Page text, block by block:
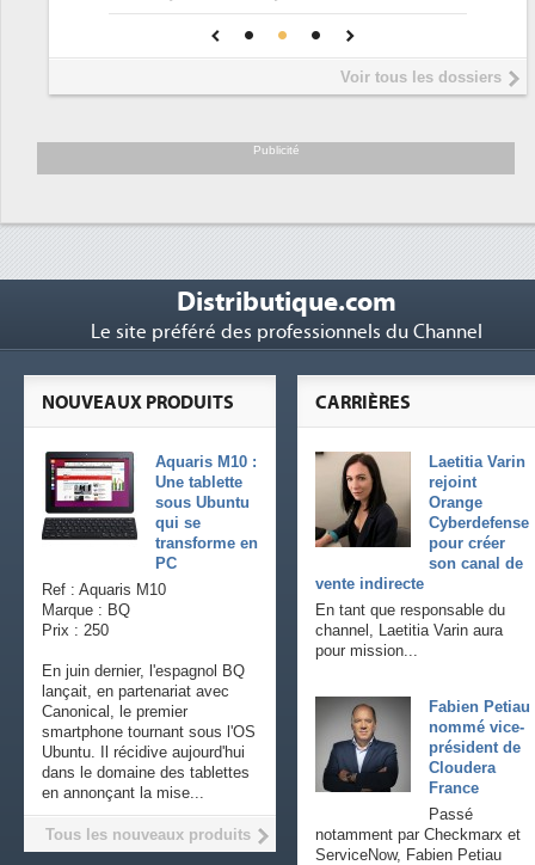
Phocea DC dans les cordes pour la
DEE
Interview de Fabrice Coquio,
président de Digital Realty...
soutient les...
Voir tous les dossiers
Publicité
Distributique.com
Le site préféré des professionnels du Channel
CARRIÈRES
Laetitia Varin
rejoint
Orange
Cyberdefense
pour créer
son canal de
vente indirecte
En tant que responsable du
channel, Laetitia Varin aura
pour mission...
Fabien Petiau
nommé vice-
président de
Cloudera
France
Passé
notamment par Checkmarx et
ServiceNow, Fabien Petiau
NOUVEAUX PRODUITS
Aquaris M10 :
Une tablette
sous Ubuntu
qui se
transforme en
PC
Ref : Aquaris M10
Marque : BQ
Prix : 250
En juin dernier, l'espagnol BQ
lançait, en partenariat avec
Canonical, le premier
smartphone tournant sous l'OS
Ubuntu. Il récidive aujourd'hui
dans le domaine des tablettes
en annonçant la mise...
Tous les nouveaux produits